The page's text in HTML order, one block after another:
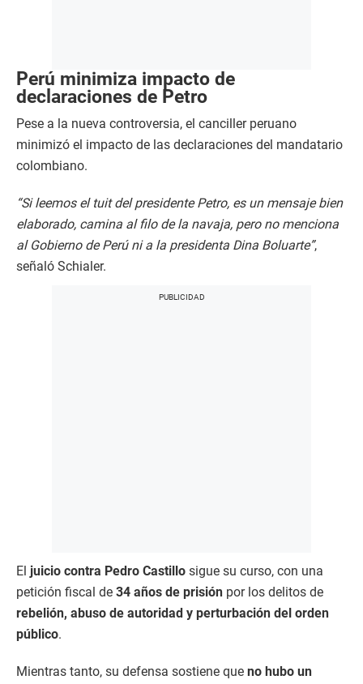
Perú minimiza impacto de
declaraciones de Petro
Pese a la nueva controversia, el canciller peruano
minimizó el impacto de las declaraciones del mandatario
colombiano.
“Si leemos el tuit del presidente Petro, es un mensaje bien
elaborado, camina al filo de la navaja, pero no menciona
al Gobierno de Perú ni a la presidenta Dina Boluarte”,
señaló Schialer.
El juicio contra Pedro Castillo sigue su curso, con una
petición fiscal de 34 años de prisión por los delitos de
rebelión, abuso de autoridad y perturbación del orden
público.
Mientras tanto, su defensa sostiene que no hubo un